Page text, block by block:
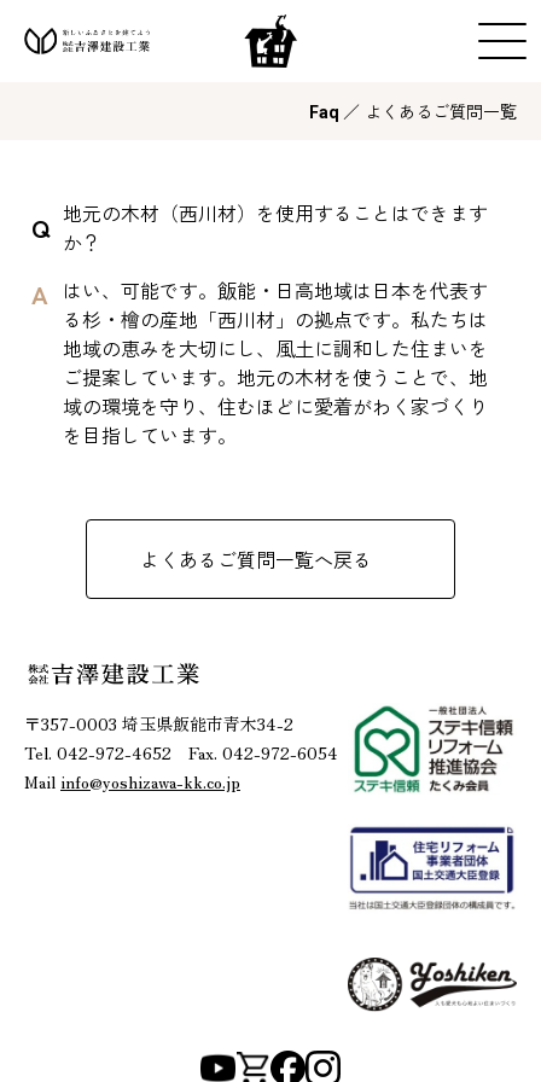
Faq ／ よくあるご質問一覧
地元の木材（西川材）を使用することはできます
か？
はい、可能です。飯能・日高地域は日本を代表す
る杉・檜の産地「西川材」の拠点です。私たちは
地域の恵みを大切にし、風土に調和した住まいを
ご提案しています。地元の木材を使うことで、地
域の環境を守り、住むほどに愛着がわく家づくり
を目指しています。
よくあるご質問一覧へ戻る
〒357-0003 埼玉県飯能市青木34-2
Tel. 042-972-4652 Fax. 042-972-6054
Mail info@yoshizawa-kk.co.jp